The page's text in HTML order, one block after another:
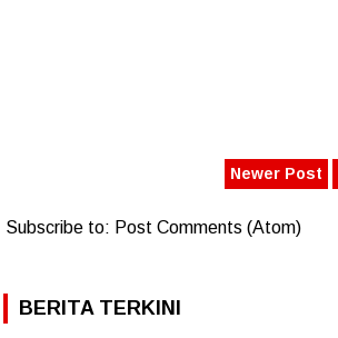
Newer Post
Subscribe to: Post Comments (Atom)
BERITA TERKINI